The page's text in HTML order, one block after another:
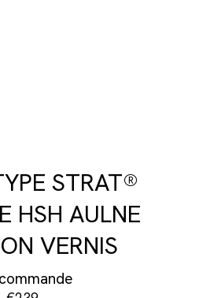
STRAT®
HSH AULNE
VERNIS